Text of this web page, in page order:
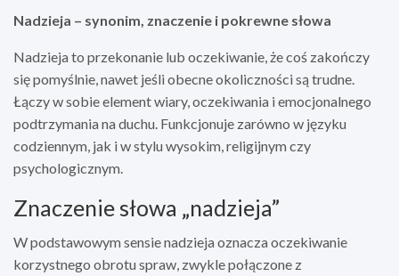
Nadzieja – synonim, znaczenie i pokrewne słowa
Nadzieja to przekonanie lub oczekiwanie, że coś zakończy
się pomyślnie, nawet jeśli obecne okoliczności są trudne.
Łączy w sobie element wiary, oczekiwania i emocjonalnego
podtrzymania na duchu. Funkcjonuje zarówno w języku
codziennym, jak i w stylu wysokim, religijnym czy
psychologicznym.
Znaczenie słowa „nadzieja”
W podstawowym sensie nadzieja oznacza oczekiwanie
korzystnego obrotu spraw, zwykle połączone z